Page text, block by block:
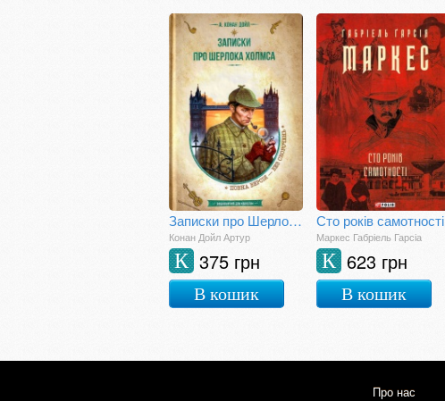
Записки про Шерлока Холмса
Конан Дойл Артур
375 грн
К
В кошик
Сто років самотності
Маркес Габріель Гарсіа
623 грн
К
В кошик
Про нас